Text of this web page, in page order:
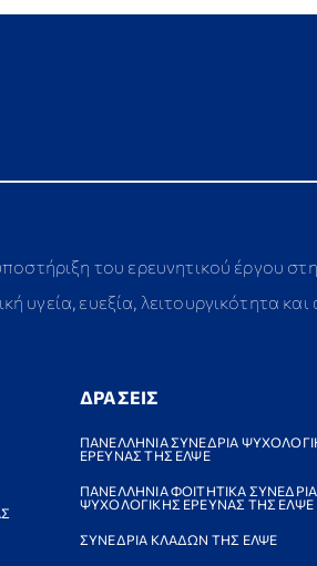
του ερευνητικού έργου
ευεξία, λειτουργικότητα
ΔΡΑΣΕΙΣ
ΠΑΝΕΛΛΗΝΙΑ ΣΥΝΕΔΡΙΑ
ΕΡΕΥΝΑΣ ΤΗΣ ΕΛΨΕ
ΠΑΝΕΛΛΗΝΙΑ ΦΟΙΤΗΤΙΚΑ ΣΥΝΕΔΡΙΑ
ΨΥΧΟΛΟΓΙΚΗΣ ΕΡΕΥΝΑΣ ΤΗΣ ΕΛΨΕ
ΣΥΝΕΔΡΙΑ ΚΛΑΔΩΝ ΤΗΣ ΕΛΨΕ